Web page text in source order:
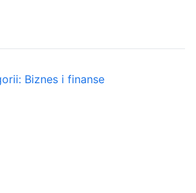
Biznes i finanse